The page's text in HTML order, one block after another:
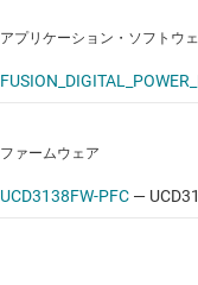
アプリケーション・ソフトウ
ファームウェア
UCD3138FW-PFC —